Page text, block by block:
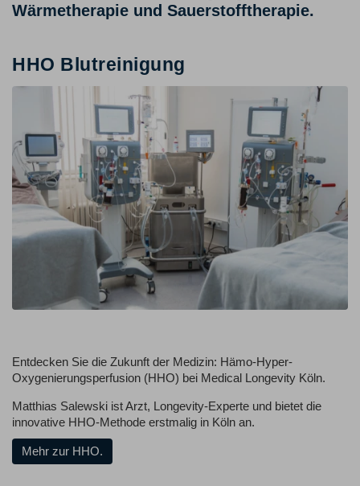
Wärmetherapie und Sauerstofftherapie.
HHO Blutreinigung
Entdecken Sie die Zukunft der Medizin: Hämo-Hyper-
Oxygenierungsperfusion (HHO) bei Medical Longevity Köln.
Matthias Salewski ist Arzt, Longevity-Experte und bietet die
innovative HHO-Methode erstmalig in Köln an.
Mehr zur HHO.